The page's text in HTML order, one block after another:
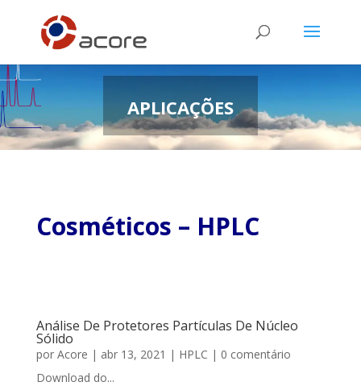
APLICAÇÕES
Cosméticos – HPLC
Análise De Protetores Partículas De Núcleo
Sólido
por Acore | abr 13, 2021 | HPLC | 0 comentário
Download do...